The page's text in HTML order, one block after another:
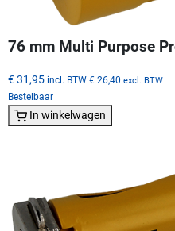
76 mm Multi Purpose
€ 31,95 incl. BTW € 26,40 excl. BTW
Bestelbaar
In winkelwagen